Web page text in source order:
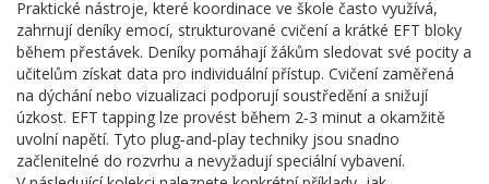
Praktické nástroje, které koordinace ve škole často využívá,
zahrnují deníky emocí, strukturované cvičení a krátké EFT bloky
během přestávek. Deníky pomáhají žákům sledovat své pocity a
učitelům získat data pro individuální přístup. Cvičení zaměřená
na dýchání nebo vizualizaci podporují soustředění a snižují
úzkost. EFT tapping lze provést během 2‑3 minut a okamžitě
uvolní napětí. Tyto plug‑and‑play techniky jsou snadno
začlenitelné do rozvrhu a nevyžadují speciální vybavení.